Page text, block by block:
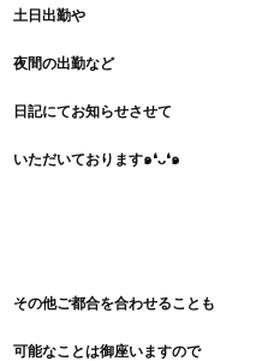
土日出勤や
夜間の出勤など
日記にてお知らせさせて
いただいております๑❛ᴗ❛๑
その他ご都合を合わせることも
可能なことは御座いますので